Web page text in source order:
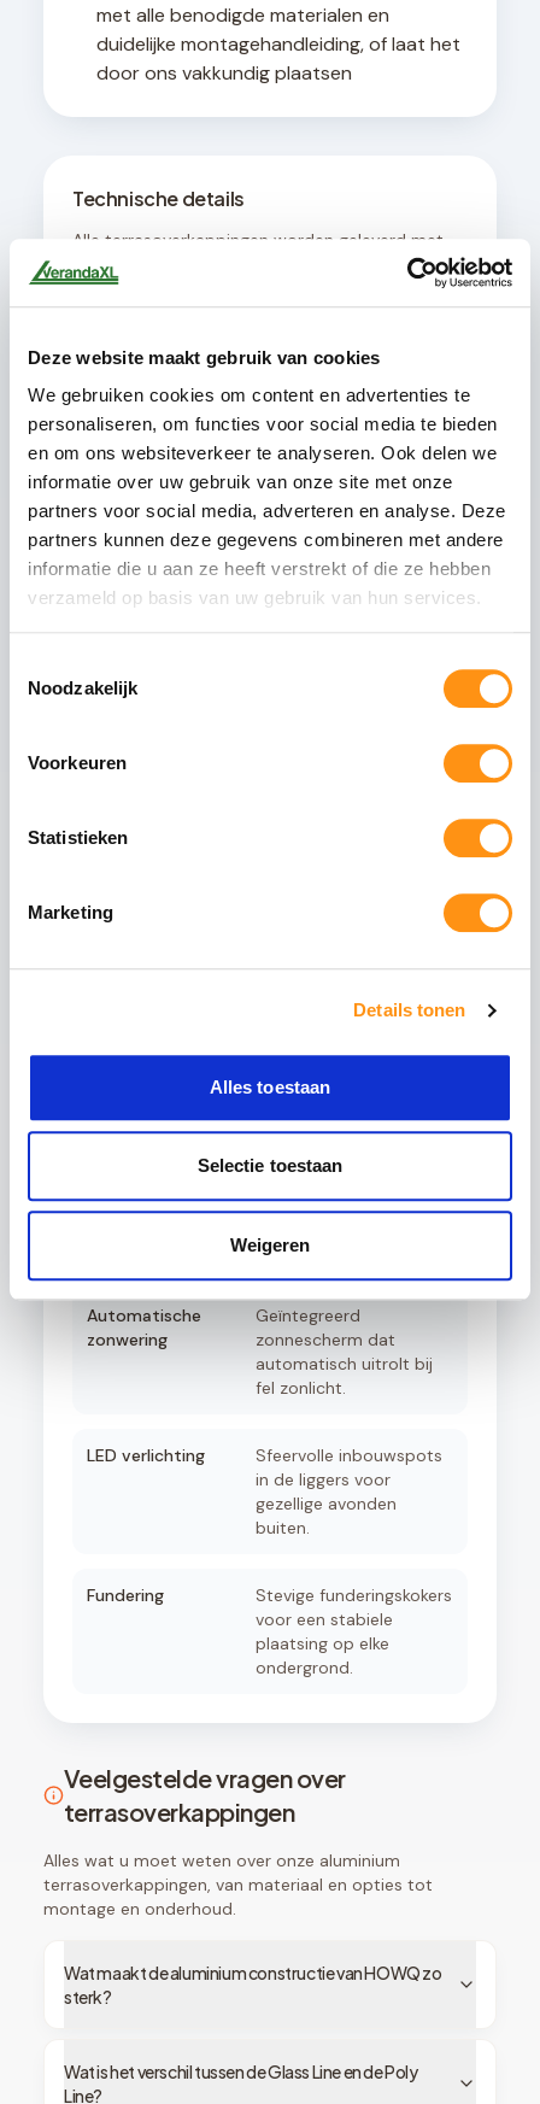
Deze website maakt gebruik van cookies
We gebruiken cookies om content en advertenties te
personaliseren, om functies voor social media te bieden
en om ons websiteverkeer te analyseren. Ook delen we
informatie over uw gebruik van onze site met onze
partners voor social media, adverteren en analyse. Deze
partners kunnen deze gegevens combineren met andere
informatie die u aan ze heeft verstrekt of die ze hebben
verzameld op basis van uw gebruik van hun services.
Noodzakelijk
Voorkeuren
Statistieken
Marketing
Details tonen
Alles toestaan
Selectie toestaan
Weigeren
met alle benodigde materialen en
duidelijke montagehandleiding, of laat het
door ons vakkundig plaatsen
Technische details
Alle terrasoverkappingen worden geleverd met
een geïntegreerd afwateringssysteem en zijn
ontworpen voor een hellingshoek van minimaal 8
graden voor optimale waterafvoer. De
muren met een draagvermogen van minimaal
200 kg per strekkende meter.
Dit pakket bevat
Mat antraciete staanders
Tussenliggers
Polycarbonaat dakplaten van 98cm breed
zijkanten.
schuifdeuren voor een
afgesloten tuinkamer
Aluminium zijwandenCreëer privacy en
windbescherming met
rabatpanelen.
Automatische
zonwering
Geïntegreerd
zonnescherm dat
automatisch uitrolt bij
fel zonlicht.
LED verlichting
Sfeervolle inbouwspots
in de liggers voor
gezellige avonden
buiten.
Fundering
Stevige funderingskokers
voor een stabiele
plaatsing op elke
ondergrond.
Veelgestelde vragen over
terrasoverkappingen
Alles wat u moet weten over onze aluminium
terrasoverkappingen, van materiaal en opties tot
montage en onderhoud.
Wat maakt de aluminium constructie van HOWQ zo
sterk?
Wat is het verschil tussen de Glass Line en de Poly
Line?